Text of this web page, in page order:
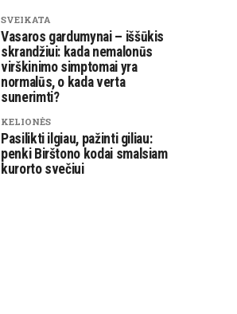
SVEIKATA
Vasaros gardumynai – iššūkis
skrandžiui: kada nemalonūs
virškinimo simptomai yra
normalūs, o kada verta
sunerimti?
KELIONĖS
Pasilikti ilgiau, pažinti giliau:
penki Birštono kodai smalsiam
kurorto svečiui